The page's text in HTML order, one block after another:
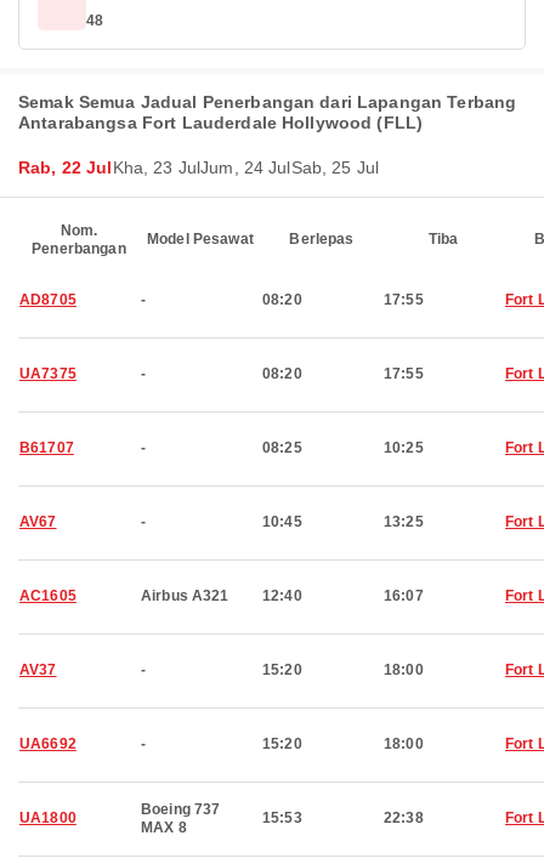
48
Semak Semua Jadual Penerbangan dari Lapangan Terbang
Antarabangsa Fort Lauderdale Hollywood (FLL)
Rab, 22 JulKha, 23 JulJum, 24 JulSab, 25 Jul
Nom.
Penerbangan
Model Pesawat Berlepas Tiba
AD8705 - 08:20 17:55 Fort
UA7375 - 08:20 17:55 Fort
B61707 - 08:25 10:25 Fort
AV67 - 10:45 13:25 Fort
AC1605 Airbus A321 12:40 16:07 Fort
AV37 - 15:20 18:00 Fort
UA6692 - 15:20 18:00 Fort
UA1800
Boeing 737
MAX 8
15:53 22:38 Fort